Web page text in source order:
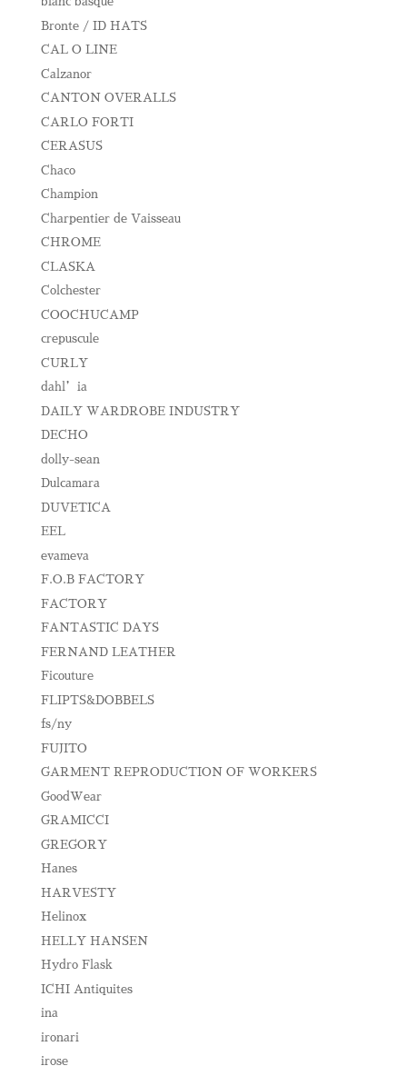
Bronte / ID HATS
CAL O LINE
Calzanor
CANTON OVERALLS
CARLO FORTI
CERASUS
Chaco
Champion
Charpentier de Vaisseau
CHROME
CLASKA
Colchester
COOCHUCAMP
crepuscule
CURLY
dahl’ia
DAILY WARDROBE INDUSTRY
DECHO
dolly-sean
Dulcamara
DUVETICA
EEL
evameva
F.O.B FACTORY
FACTORY
FANTASTIC DAYS
FERNAND LEATHER
Ficouture
FLIPTS&DOBBELS
fs/ny
FUJITO
GARMENT REPRODUCTION OF WORKERS
GoodWear
GRAMICCI
GREGORY
Hanes
HARVESTY
Helinox
HELLY HANSEN
Hydro Flask
ICHI Antiquites
ina
ironari
irose